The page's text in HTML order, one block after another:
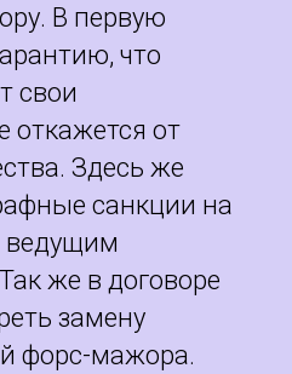
В первую
что
свои
откажется от
Здесь же
санкции на
ведущим
же в договоре
замену
форс-мажора.